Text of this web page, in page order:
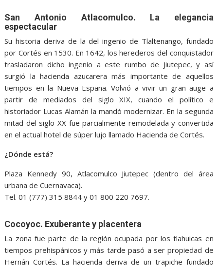
San Antonio Atlacomulco. La elegancia
espectacular
Su historia deriva de la del ingenio de Tlaltenango, fundado
por Cortés en 1530. En 1642, los herederos del conquistador
trasladaron dicho ingenio a este rumbo de Jiutepec, y así
surgió la hacienda azucarera más importante de aquellos
tiempos en la Nueva España. Volvió a vivir un gran auge a
partir de mediados del siglo XIX, cuando el político e
historiador Lucas Alamán la mandó modernizar. En la segunda
mitad del siglo XX fue parcialmente remodelada y convertida
en el actual hotel de súper lujo llamado Hacienda de Cortés.
¿Dónde está?
Plaza Kennedy 90, Atlacomulco Jiutepec (dentro del área
urbana de Cuernavaca).
Tel. 01 (777) 315 8844 y 01 800 220 7697.
Cocoyoc. Exuberante y placentera
La zona fue parte de la región ocupada por los tlahuicas en
tiempos prehispánicos y más tarde pasó a ser propiedad de
Hernán Cortés. La hacienda deriva de un trapiche fundado